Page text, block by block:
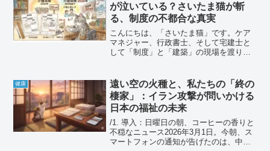
が泣いている？さいたま猫が斬
る、制度の不都合な真実
こんにちは、「さいたま猫」です。ケア
マネジャー、行政書士、そして宅建士と
して「制度」と「建築」の現場を渡り歩
ードを叩いています。今、永田町では
**「高市政権」**のもと...
健康
遠い空の火種と、私たちの「終の
棲家」：イラン攻撃が問いかける
日本の福祉の未来
/1. 導入：日曜日の朝、コーヒーの香りと
不穏なニュース2026年3月1日。今朝、ス
マートフォンの通知が告げたのは、中東